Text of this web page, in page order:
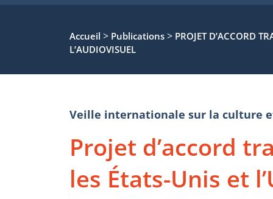
Accueil > Publications > PROJET D’ACCORD
L’AUDIOVISUEL
Veille internationale sur la culture
Projet d’accord
les États-Unis et